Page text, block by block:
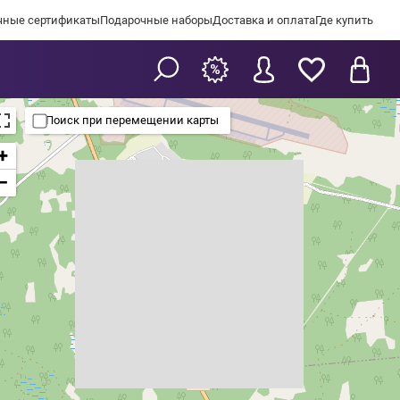
сертификатыПодарочные наборыДоставка и оплатаГде купить
Поиск при перемещении карты